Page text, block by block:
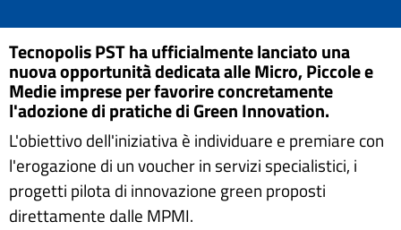
Tecnopolis PST ha ufficialmente lanciato una
nuova opportunità dedicata alle Micro, Piccole e
Medie imprese per favorire concretamente
l'adozione di pratiche di Green Innovation.
L'obiettivo dell'iniziativa è individuare e premiare con
l'erogazione di un voucher in servizi specialistici, i
progetti pilota di innovazione green proposti
direttamente dalle MPMI.